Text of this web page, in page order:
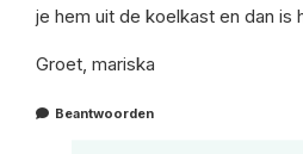
je hem uit de koelkast en dan is
Groet, mariska
Beantwoorden